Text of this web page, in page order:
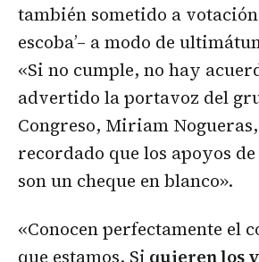
también sometido a votación
escoba’– a modo de
«Si no cumple, no hay
advertido la portavoz del
Congreso, Miriam
recordado que los apoyos
son un cheque en blanco».
«Conocen perfectamente el
que estamos. Si quieren los